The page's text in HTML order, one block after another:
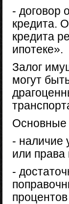
- договор
кредита.
кредита
ипотеке».
Залог
могут
Основные
- наличие
или права
-